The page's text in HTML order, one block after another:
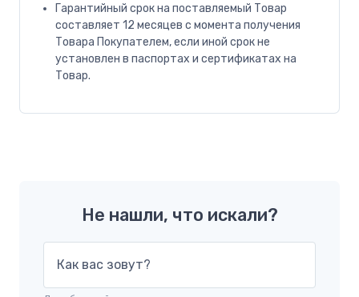
Гарантийный срок на поставляемый Товар
составляет 12 месяцев с момента получения
Товара Покупателем, если иной срок не
установлен в паспортах и сертификатах на
Товар.
Не нашли, что искали?
Как вас зовут?